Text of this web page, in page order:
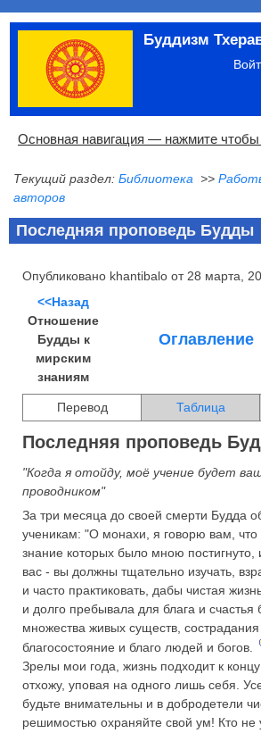
Перейти
основному
содержанию
Буддизм
Меню
учётной
записи
пользователя
Основная
Основная навигация — нажмите чтобы
Главная
Община
Палийский канон
Язык пали
Материалы по темам
Современная литература
Блоги
Ссылки
Поиск
Текущий раздел: Библиотека >>
авторов
Последняя проповедь Будды
Опубликовано khantibalo от 28 марта,
<<Назад
Отношение
Будды к
мирским
знаниям
Оглавление
Перевод Таблица
Последняя проповедь
"Когда я отойду, моё учение будет
проводником"
За три месяца до своей смерти Будда
ученикам: "О монахи, я говорю вам, что
знание которых было мною постигнуто,
вас - вы должны тщательно изучать,
и часто практиковать, дабы чистая
и долго пребывала для блага и счастья
множества живых существ, сострадания
благосостояние и благо людей и богов.
Зрелы мои года, жизнь подходит к
отхожу, уповая на одного лишь себя.
будьте внимательны и в добродетели
решимостью охраняйте свой ум! Кто не